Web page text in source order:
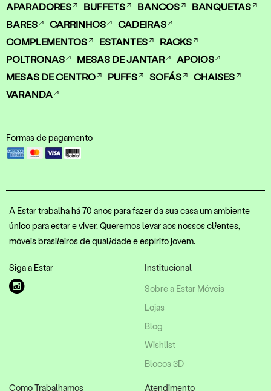
APARADORES BUFFETS BANCOS
BANQUETAS
BARES
CARRINHOS
CADEIRAS
COMPLEMENTOS
ESTANTES
RACKS
POLTRONAS
MESAS DE JANTAR
APOIOS
MESAS DE CENTRO
PUFFS SOFÁS
CHAISES
VARANDA
Formas de pagamento
A Estar trabalha há 70 anos para fazer da sua casa um ambiente
único para estar e viver. Queremos levar aos nossos clientes,
móveis brasileiros de qualidade e espírito jovem.
Como Trabalhamos
Institucional
Sobre a Estar Móveis
Lojas
Blog
Wishlist
Blocos 3D
Atendimento
Siga a Estar